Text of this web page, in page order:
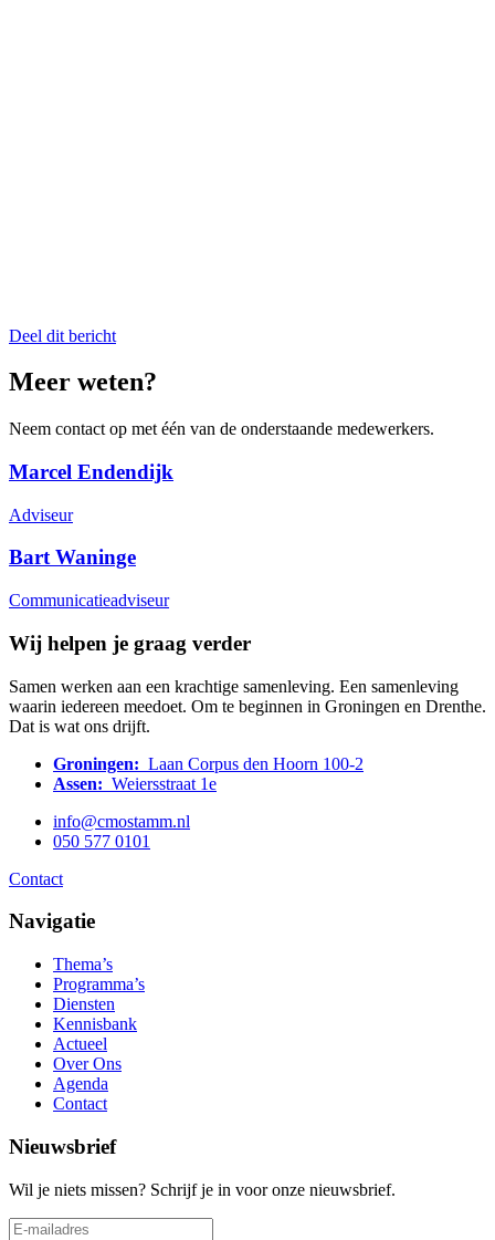
Deel dit bericht
Meer weten?
Neem contact op met één van de onderstaande medewerkers.
Marcel Endendijk
Adviseur
Bart Waninge
Communicatieadviseur
Wij helpen je graag verder
Samen werken aan een krachtige samenleving. Een samenleving
waarin iedereen meedoet. Om te beginnen in Groningen en Drenthe.
Dat is wat ons drijft.
Groningen: Laan Corpus den Hoorn 100-2
Assen: Weiersstraat 1e
info@cmostamm.nl
050 577 0101
Contact
Navigatie
Thema’s
Programma’s
Diensten
Kennisbank
Actueel
Over Ons
Agenda
Contact
Nieuwsbrief
Wil je niets missen? Schrijf je in voor onze nieuwsbrief.